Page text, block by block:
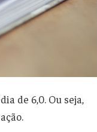
de 6,0. Ou seja,